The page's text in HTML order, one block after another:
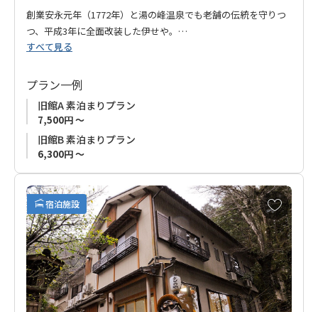
創業安永元年（1772年）と湯の峰温泉でも老舗の伝統を守りつ
つ、平成3年に全面改装した伊せや。
全国の温泉を知り尽くしたオーナーは、1日中最高のお湯を保つ
立つお湯、ふわりと漂う硫黄の香り。オーナー自慢のお湯は、
どんな時も程よい温度で心地よくじんわりと滲みわたり、あな
たの体を優しく包み込んでくれます。
当旅館では過剰なサービスは一切ありません。
お客様には、日常を離れ肩の力を抜いて、ただただのんびりし
て帰っていただきたい。温泉を愛する大人が全てをかけた温泉
好きのためのお宿、『伊せや』であなたの体が蘇るのを感じて
ください。
こちらのお宿にはエレベーターがございません。
客室にはテレビ、冷蔵庫の備え付けがございません。
予めご了承ください。
すべて見る
プラン一例
旧館A 素泊まりプラン
7,500円 ～
旧館B 素泊まりプラン
6,300円 ～
宿泊施設
お
気
に
入
り
に
追
加